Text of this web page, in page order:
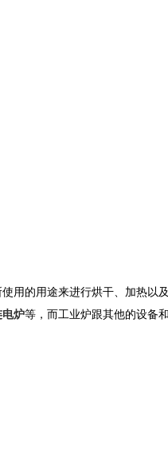
用的用途来进行烘干、加热以
炉等，而工业炉跟其他的设备